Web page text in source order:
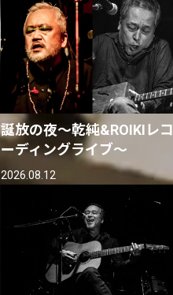
誕放の夜〜乾純&ROIKIレコ
ーディングライブ〜
2026.08.12